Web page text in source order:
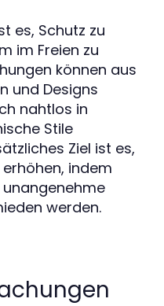
es, Schutz zu
im Freien zu
können aus
und Designs
nahtlos in
Stile
Ziel ist es,
indem
werden.